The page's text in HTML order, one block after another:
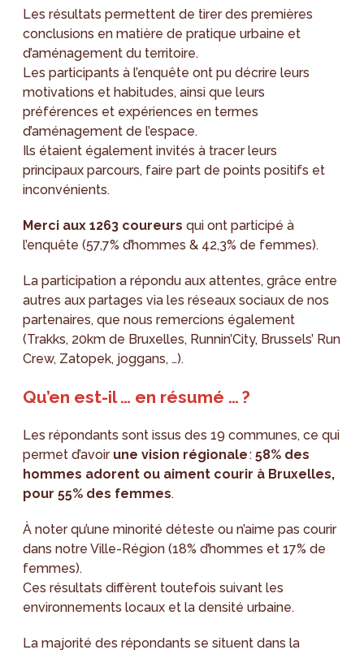
Les résultats permettent de tirer des premières
conclusions en matière de pratique urbaine et
d’aménagement du territoire.
Les participants à l’enquête ont pu décrire leurs
motivations et habitudes, ainsi que leurs
préférences et expériences en termes
d’aménagement de l’espace.
Ils étaient également invités à tracer leurs
principaux parcours, faire part de points positifs et
inconvénients.
Merci aux 1263 coureurs qui ont participé à
l’enquête (57,7% d’hommes & 42,3% de femmes).
La participation a répondu aux attentes, grâce entre
autres aux partages via les réseaux sociaux de nos
partenaires, que nous remercions également
(Trakks, 20km de Bruxelles, Runnin’City, Brussels’ Run
Crew, Zatopek, joggans, …).
Qu’en est-il … en résumé … ?
Les répondants sont issus des 19 communes, ce qui
permet d’avoir une vision régionale:58% des
hommes adorent ou aiment courir à Bruxelles,
pour 55% des femmes.
À noter qu’une minorité déteste ou n’aime pas courir
dans notre Ville-Région (18% d’hommes et 17% de
femmes).
Ces résultats diffèrent toutefois suivant les
environnements locaux et la densité urbaine.
La majorité des répondants se situent dans la